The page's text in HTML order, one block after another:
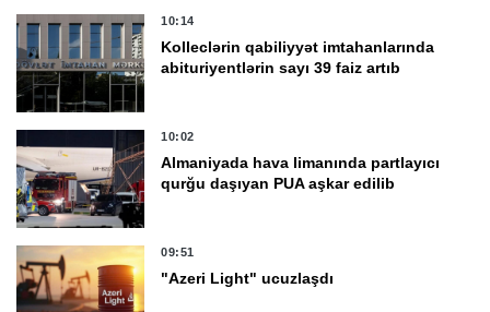
10:14
Kolleclərin qabiliyyət imtahanlarında
abituriyentlərin sayı 39 faiz artıb
10:02
Almaniyada hava limanında partlayıcı
qurğu daşıyan PUA aşkar edilib
09:51
"Azeri Light" ucuzlaşdı